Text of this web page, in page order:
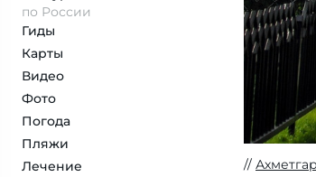
по России
Гиды
Карты
Видео
Фото
Погода
Пляжи
Лечение